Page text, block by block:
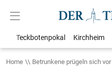
Teckbotenpokal Kirchheim
Home Betrunkene prügeln sich